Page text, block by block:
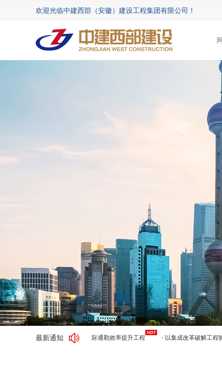
欢迎光临中建西部（安徽）建设工程集团有限公司！
最新通知
实施都市圈城际通勤效率提升工程 以集成改革破解工程验收